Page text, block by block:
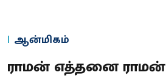
ஆன்மிகம்
ராமன் எத்தனை ராமன்